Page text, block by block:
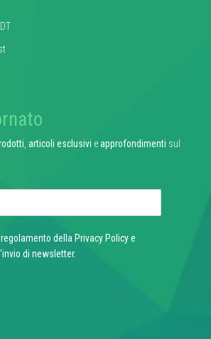
articoli esclusivi eapprofondimenti sul
della Privacy Policye
di newsletter.